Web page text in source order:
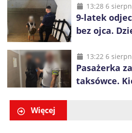
poszukiwany
13:28 6
9-latek
bez ojca.
i kierownik
13:22 6
Pasażerka
taksówce.
Więcej